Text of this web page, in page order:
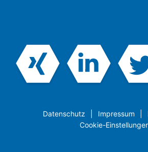
Datenschutz Impressum
Cookie-